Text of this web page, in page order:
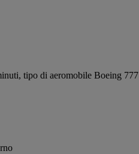
tipo di aeromobile Boeing 777